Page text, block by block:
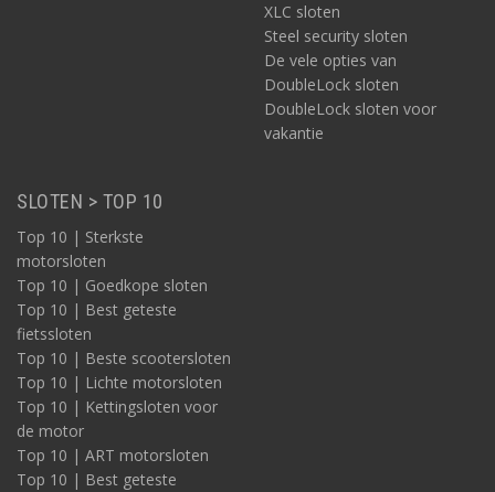
XLC sloten
Steel security sloten
De vele opties van
DoubleLock sloten
DoubleLock sloten voor
vakantie
SLOTEN > TOP 10
Top 10 | Sterkste
motorsloten
Top 10 | Goedkope sloten
Top 10 | Best geteste
fietssloten
Top 10 | Beste scootersloten
Top 10 | Lichte motorsloten
Top 10 | Kettingsloten voor
de motor
Top 10 | ART motorsloten
Top 10 | Best geteste